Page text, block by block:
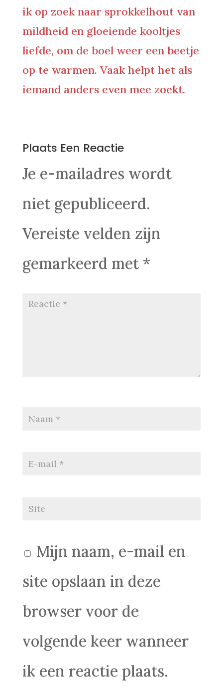
ik op zoek naar sprokkelhout van
mildheid en gloeiende kooltjes
liefde, om de boel weer een beetje
op te warmen. Vaak helpt het als
iemand anders even mee zoekt.
Plaats Een Reactie
Je e-mailadres wordt
niet gepubliceerd.
Vereiste velden zijn
gemarkeerd met *
Mijn naam, e-mail en
site opslaan in deze
browser voor de
volgende keer wanneer
ik een reactie plaats.